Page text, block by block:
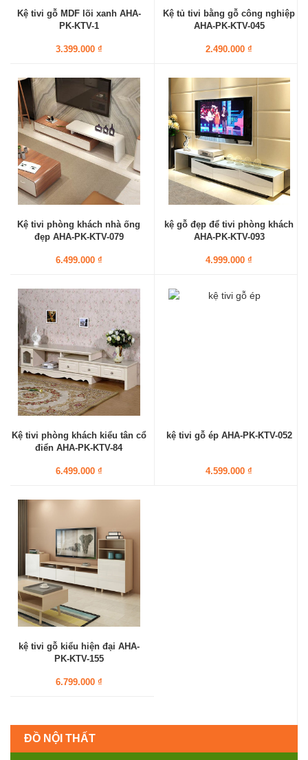
Kệ tivi gỗ MDF lõi xanh AHA-
PK-KTV-1
3.399.000 ₫
Kệ tủ tivi bằng gỗ công nghiệp
AHA-PK-KTV-045
2.490.000 ₫
Kệ tivi phòng khách nhà ống
đẹp AHA-PK-KTV-079
6.499.000 ₫
kệ gỗ đẹp để tivi phòng khách
AHA-PK-KTV-093
4.999.000 ₫
Kệ tivi phòng khách kiểu tân cổ
điển AHA-PK-KTV-84
6.499.000 ₫
kệ tivi gỗ ép AHA-PK-KTV-052
4.599.000 ₫
kệ tivi gỗ kiểu hiện đại AHA-
PK-KTV-155
6.799.000 ₫
ĐỒ NỘI THẤT